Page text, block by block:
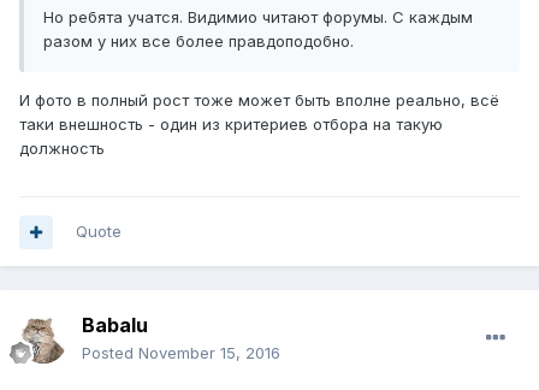
Но ребята учатся. Видимио читают форумы. С каждым
разом у них все более правдоподобно.
И фото в полный рост тоже может быть вполне реально, всё
таки внешность - один из критериев отбора на такую
должность
Quote
Babalu
Posted November 15, 2016